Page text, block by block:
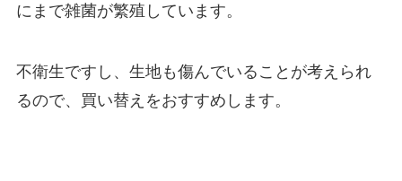
にまで雑菌が繁殖しています。
不衛生ですし、生地も傷んでいることが考えられ
るので、買い替えをおすすめします。